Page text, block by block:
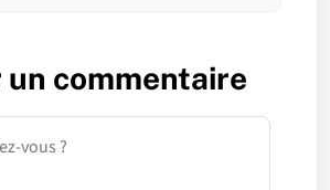
un commentaire